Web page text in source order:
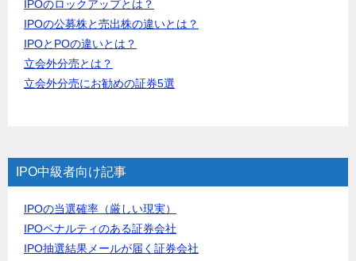
IPOのロックアップとは？
IPOの公募株と売出株の違いとは？
IPOとPOの違いとは？
立会外分売とは？
立会外分売にお勧めの証券5選
IPO中級者向け記事
IPOの当選確率（厳しい現実）
IPOペナルティのある証券会社
IPO抽選結果メールが届く証券会社